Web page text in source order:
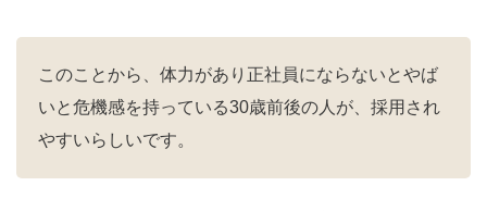
このことから、体力があり正社員にならないとやば
いと危機感を持っている30歳前後の人が、採用され
やすいらしいです。